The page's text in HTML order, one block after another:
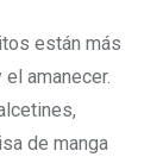
están más
amanecer.
de manga